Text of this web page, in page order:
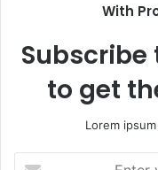
With
to get
Lorem